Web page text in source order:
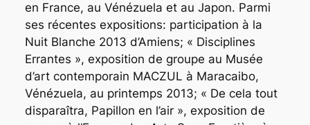
en France, au Vénézuela et au Japon. Parmi
ses récentes expositions: participation à la
Nuit Blanche 2013 d’Amiens; « Disciplines
Errantes », exposition de groupe au Musée
d’art contemporain MACZUL à Maracaibo,
Vénézuela, au printemps 2013; « De cela tout
disparaîtra, Papillon en l’air », exposition de